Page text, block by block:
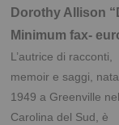
Dorothy Allison
Minimum fax-
L’autrice di racconti,
memoir e saggi,
1949 a Greenville
Carolina del Sud, è